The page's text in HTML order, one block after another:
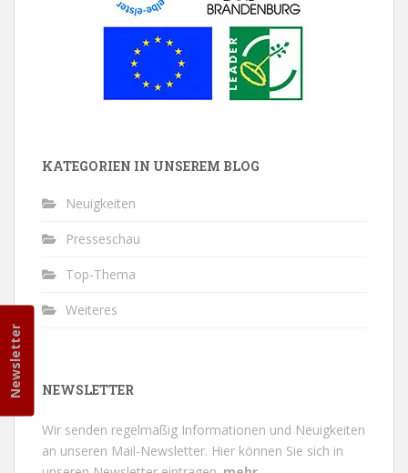
KATEGORIEN IN UNSEREM BLOG
Neuigkeiten
Presseschau
Top-Thema
Weiteres
NEWSLETTER
Newsletter
Wir senden regelmäßig Informationen und Neuigkeiten
an unseren Mail-Newsletter. Hier können Sie sich in